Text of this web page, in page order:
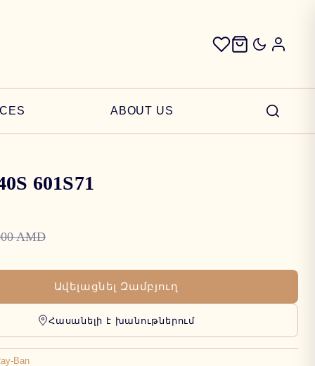
ABOUT US
601S71
AMD
Ավելացնել Զամբյուղ
Հասանելի է խանութներում
Ban